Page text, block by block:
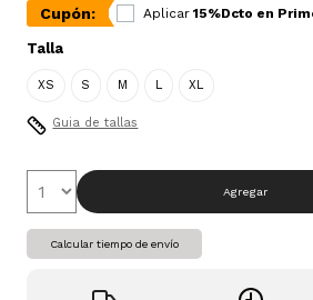
Cupón: Aplicar 15%Dcto en
Talla
XS S M L XL
Guia de tallas
Agregar
Calcular tiempo de envío